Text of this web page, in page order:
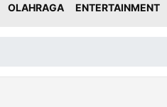
OLAHRAGA ENTERTAINMENT